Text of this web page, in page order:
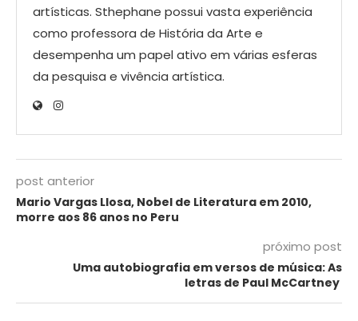
artísticas. Sthephane possui vasta experiência
como professora de História da Arte e
desempenha um papel ativo em várias esferas
da pesquisa e vivência artística.
post anterior
Mario Vargas Llosa, Nobel de Literatura em 2010,
morre aos 86 anos no Peru
próximo post
Uma autobiografia em versos de música: As
letras de Paul McCartney